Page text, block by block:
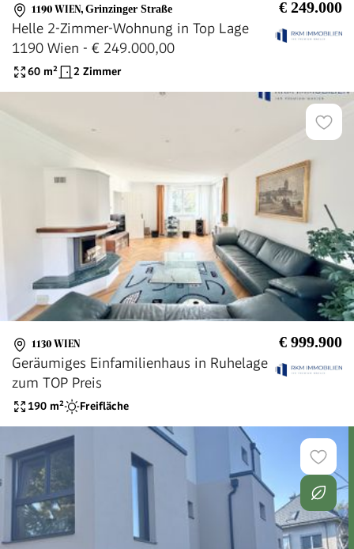
1190 WIEN, Grinzinger Straße € 249.000
Helle 2-Zimmer-Wohnung in Top Lage
1190 Wien - € 249.000,00
60 m² 2 Zimmer
1130 WIEN € 999.900
Geräumiges Einfamilienhaus in Ruhelage
zum TOP Preis
190 m² Freifläche